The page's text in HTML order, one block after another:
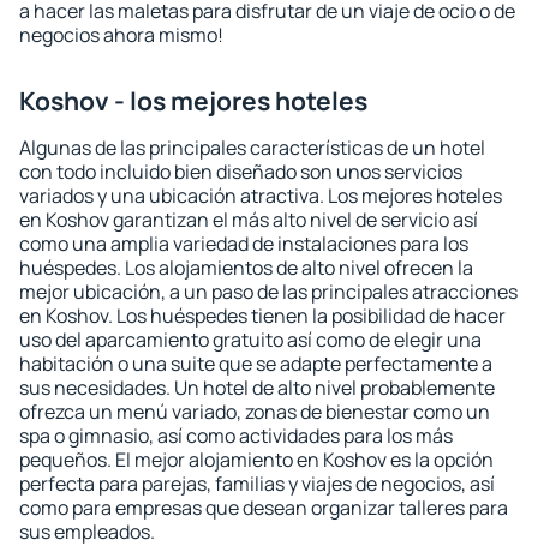
a hacer las maletas para disfrutar de un viaje de ocio o de
negocios ahora mismo!
Koshov - los mejores hoteles
Algunas de las principales características de un hotel
con todo incluido bien diseñado son unos servicios
variados y una ubicación atractiva. Los mejores hoteles
en Koshov garantizan el más alto nivel de servicio así
como una amplia variedad de instalaciones para los
huéspedes. Los alojamientos de alto nivel ofrecen la
mejor ubicación, a un paso de las principales atracciones
en Koshov. Los huéspedes tienen la posibilidad de hacer
uso del aparcamiento gratuito así como de elegir una
habitación o una suite que se adapte perfectamente a
sus necesidades. Un hotel de alto nivel probablemente
ofrezca un menú variado, zonas de bienestar como un
spa o gimnasio, así como actividades para los más
pequeños. El mejor alojamiento en Koshov es la opción
perfecta para parejas, familias y viajes de negocios, así
como para empresas que desean organizar talleres para
sus empleados.